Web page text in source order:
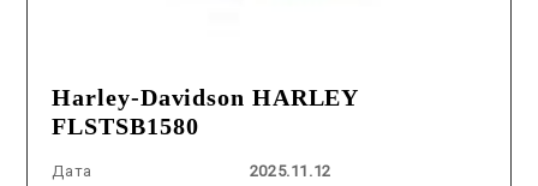
Harley-Davidson HARLEY
FLSTSB1580
Дата
2025.11.12